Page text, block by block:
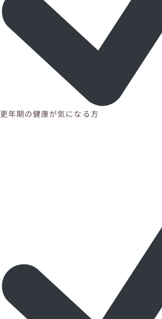
更年期の健康が気になる方